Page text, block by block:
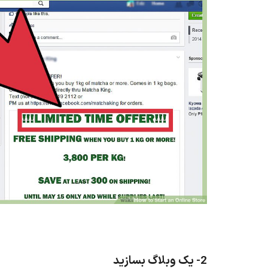
2- یک وبلاگ بسازید